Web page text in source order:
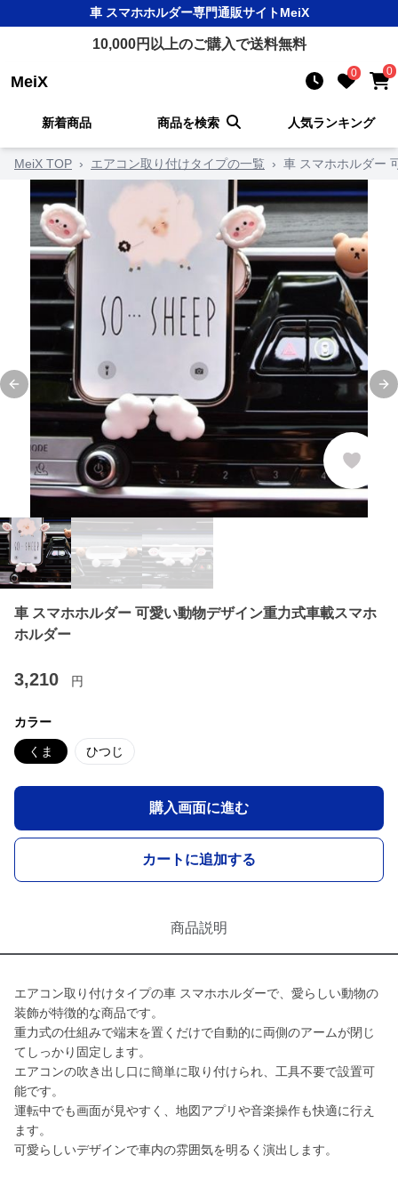
車 スマホホルダー専門通販サイトMeiX
10,000円以上のご購入で送料無料
MeiX 0 0
新着商品 商品を検索 人気ランキング
MeiX TOP › エアコン取り付けタイプの一覧 › 車 スマホホルダー
Previous slide
車 スマホホルダー 可愛い動物デザイン重力式車載スマホ
ホルダー
3,210 円
カラー
くま ひつじ
購入画面に進む
カートに追加する
商品説明
エアコン取り付けタイプの車 スマホホルダーで、愛らしい動物の
装飾が特徴的な商品です。
重力式の仕組みで端末を置くだけで自動的に両側のアームが閉じ
てしっかり固定します。
エアコンの吹き出し口に簡単に取り付けられ、工具不要で設置可
能です。
運転中でも画面が見やすく、地図アプリや音楽操作も快適に行え
ます。
可愛らしいデザインで車内の雰囲気を明るく演出します。